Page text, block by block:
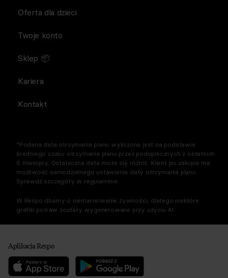
Oferta dla dzieci
Twoje konto
Sklep 📦
Kariera
Kontakt
*Podana data otrzymania planu wyliczona jest na podstawie
średniego czasu otrzymania planu przez podopiecznych z ostatnich
6 miesięcy. Ostateczna data może się różnić. Klient po zakupie ma
możliwość samodzielnego ustawienia daty otrzymania planu.
Sprawdź szczegóły w regulaminie.
W Respo dbamy o niemarnowanie żywności, dlatego niektóre
grafiki potraw zostały wygenerowane przy użyciu AI.
Aplikacja Respo